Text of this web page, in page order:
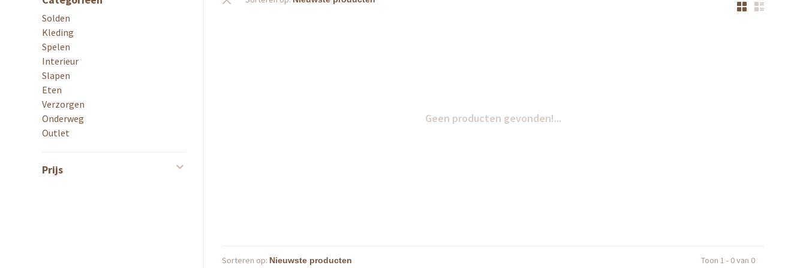
Solden
Kleding
Spelen
Interieur
Slapen
Eten
Verzorgen
Onderweg
Outlet
Prijs
Geen producten gevonden!...
Sorteren op: Toon 1 - 0 van 0